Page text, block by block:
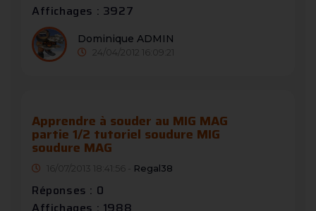
Affichages : 3927
Dominique ADMIN
24/04/2012 16:09:21
Apprendre à souder au MIG MAG
partie 1/2 tutoriel soudure MIG
soudure MAG
16/07/2013 18:41:56 - Regal38
Réponses : 0